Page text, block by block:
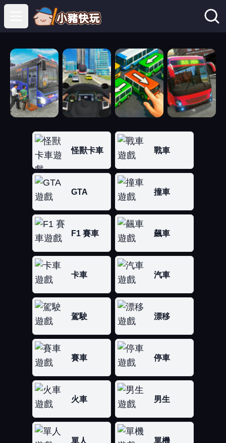
Open main menu
怪獸卡車 戰車
GTA 撞車
F1 賽車 飆車
卡車 汽車
駕駛 漂移
賽車 停車
火車 男生
單人 單機